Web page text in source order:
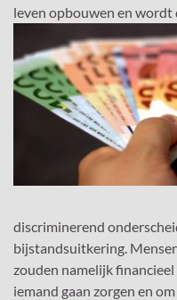
leven opbouwen en wordt
discriminerend
bijstandsuitkering.
zouden namelijk
iemand gaan zorgen en